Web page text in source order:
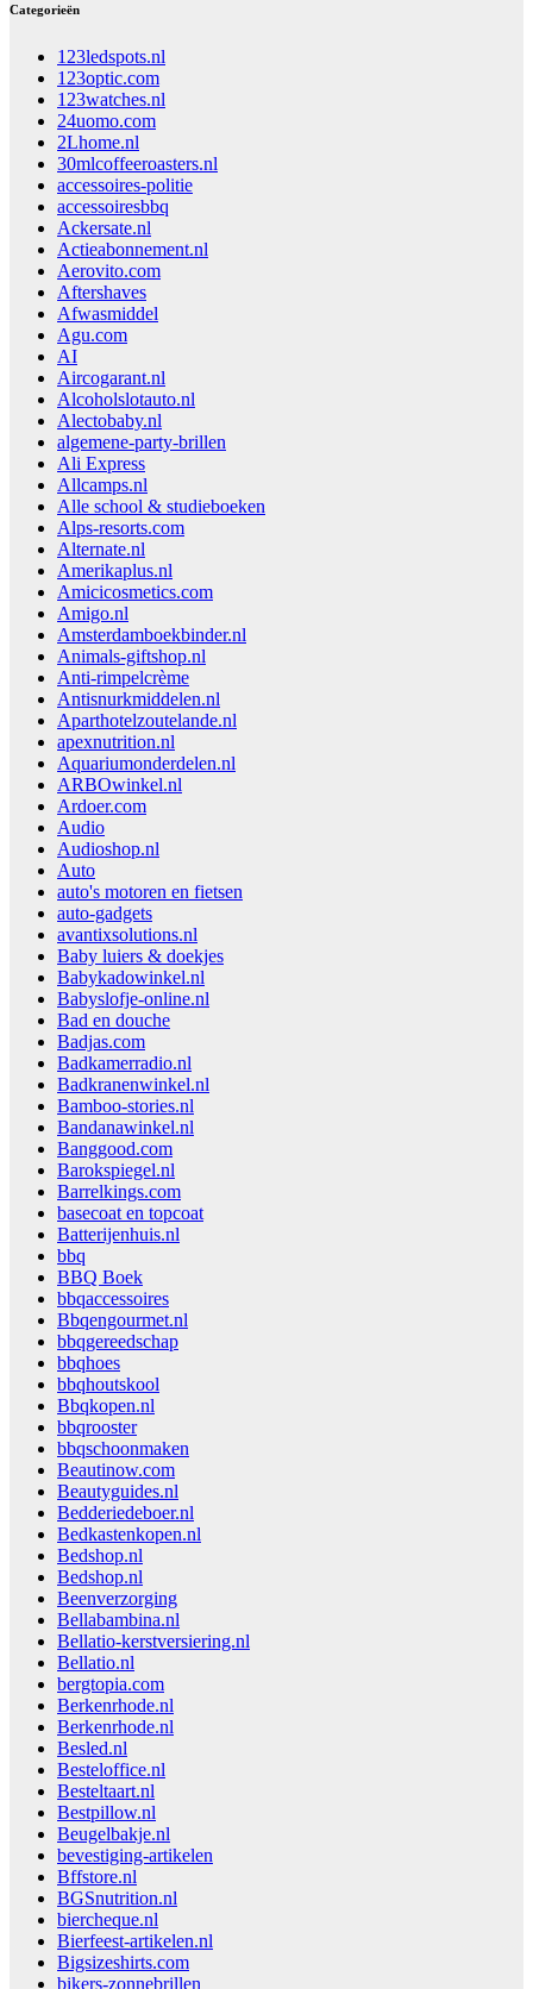
Categorieën
123ledspots.nl
123optic.com
123watches.nl
24uomo.com
2Lhome.nl
30mlcoffeeroasters.nl
accessoires-politie
accessoiresbbq
Ackersate.nl
Actieabonnement.nl
Aerovito.com
Aftershaves
Afwasmiddel
Agu.com
AI
Aircogarant.nl
Alcoholslotauto.nl
Alectobaby.nl
algemene-party-brillen
Ali Express
Allcamps.nl
Alle school & studieboeken
Alps-resorts.com
Alternate.nl
Amerikaplus.nl
Amicicosmetics.com
Amigo.nl
Amsterdamboekbinder.nl
Animals-giftshop.nl
Anti-rimpelcrème
Antisnurkmiddelen.nl
Aparthotelzoutelande.nl
apexnutrition.nl
Aquariumonderdelen.nl
ARBOwinkel.nl
Ardoer.com
Audio
Audioshop.nl
Auto
auto's motoren en fietsen
auto-gadgets
avantixsolutions.nl
Baby luiers & doekjes
Babykadowinkel.nl
Babyslofje-online.nl
Bad en douche
Badjas.com
Badkamerradio.nl
Badkranenwinkel.nl
Bamboo-stories.nl
Bandanawinkel.nl
Banggood.com
Barokspiegel.nl
Barrelkings.com
basecoat en topcoat
Batterijenhuis.nl
bbq
BBQ Boek
bbqaccessoires
Bbqengourmet.nl
bbqgereedschap
bbqhoes
bbqhoutskool
Bbqkopen.nl
bbqrooster
bbqschoonmaken
Beautinow.com
Beautyguides.nl
Bedderiedeboer.nl
Bedkastenkopen.nl
Bedshop.nl
Bedshop.nl
Beenverzorging
Bellabambina.nl
Bellatio-kerstversiering.nl
Bellatio.nl
bergtopia.com
Berkenrhode.nl
Berkenrhode.nl
Besled.nl
Besteloffice.nl
Besteltaart.nl
Bestpillow.nl
Beugelbakje.nl
bevestiging-artikelen
Bffstore.nl
BGSnutrition.nl
biercheque.nl
Bierfeest-artikelen.nl
Bigsizeshirts.com
bikers-zonnebrillen